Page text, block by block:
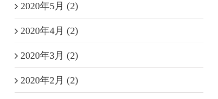
2020年5月 (2)
2020年4月 (2)
2020年3月 (2)
2020年2月 (2)